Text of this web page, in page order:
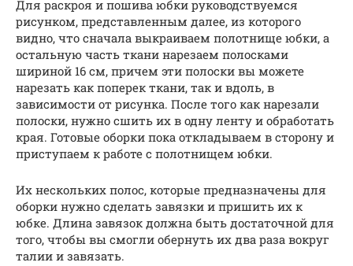
Для раскроя и пошива юбки руководствуемся
рисунком, представленным далее, из которого
видно, что сначала выкраиваем полотнище юбки, а
остальную часть ткани нарезаем полосками
шириной 16 см, причем эти полоски вы можете
нарезать как поперек ткани, так и вдоль, в
зависимости от рисунка. После того как нарезали
полоски, нужно сшить их в одну ленту и обработать
края. Готовые оборки пока откладываем в сторону и
приступаем к работе с полотнищем юбки.
Их нескольких полос, которые предназначены для
оборки нужно сделать завязки и пришить их к
юбке. Длина завязок должна быть достаточной для
того, чтобы вы смогли обернуть их два раза вокруг
талии и завязать.